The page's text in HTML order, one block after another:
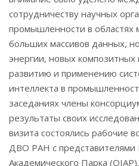
сотрудничеству научных
промышленности в
больших массивов данных,
энергии, новых композитных
развитию и применению
интеллекта в
заседаниях члены
результаты своих
визита состоялись рабочие
ДВО РАН с представителями
Академического Парка